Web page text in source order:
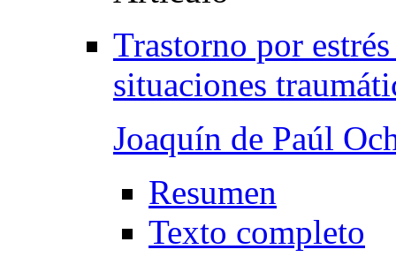
Trastorno por
situaciones
Joaquín de Paúl
Resumen
Texto completo